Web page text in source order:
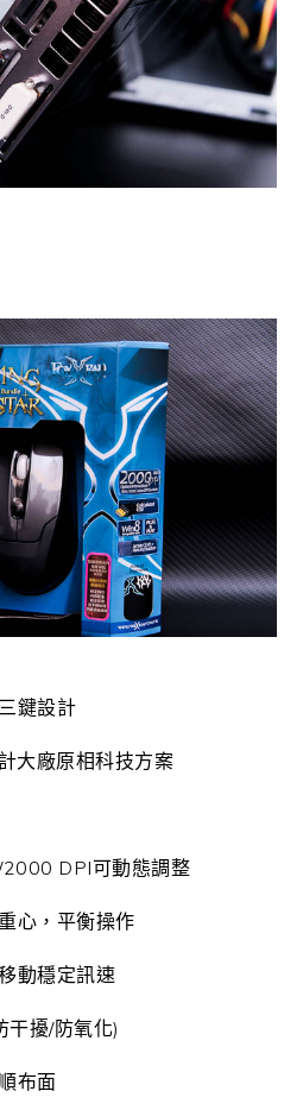
鍵設計
大廠原相科技方案
DPI可動態調整
心，平衡操作
動穩定訊速
干擾/防氧化)
布面